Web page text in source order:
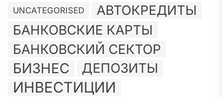
UNCATEGORISED АВТОКРЕДИТЫ
БАНКОВСКИЕ КАРТЫ
БАНКОВСКИЙ СЕКТОР
БИЗНЕС ДЕПОЗИТЫ
ИНВЕСТИЦИИ